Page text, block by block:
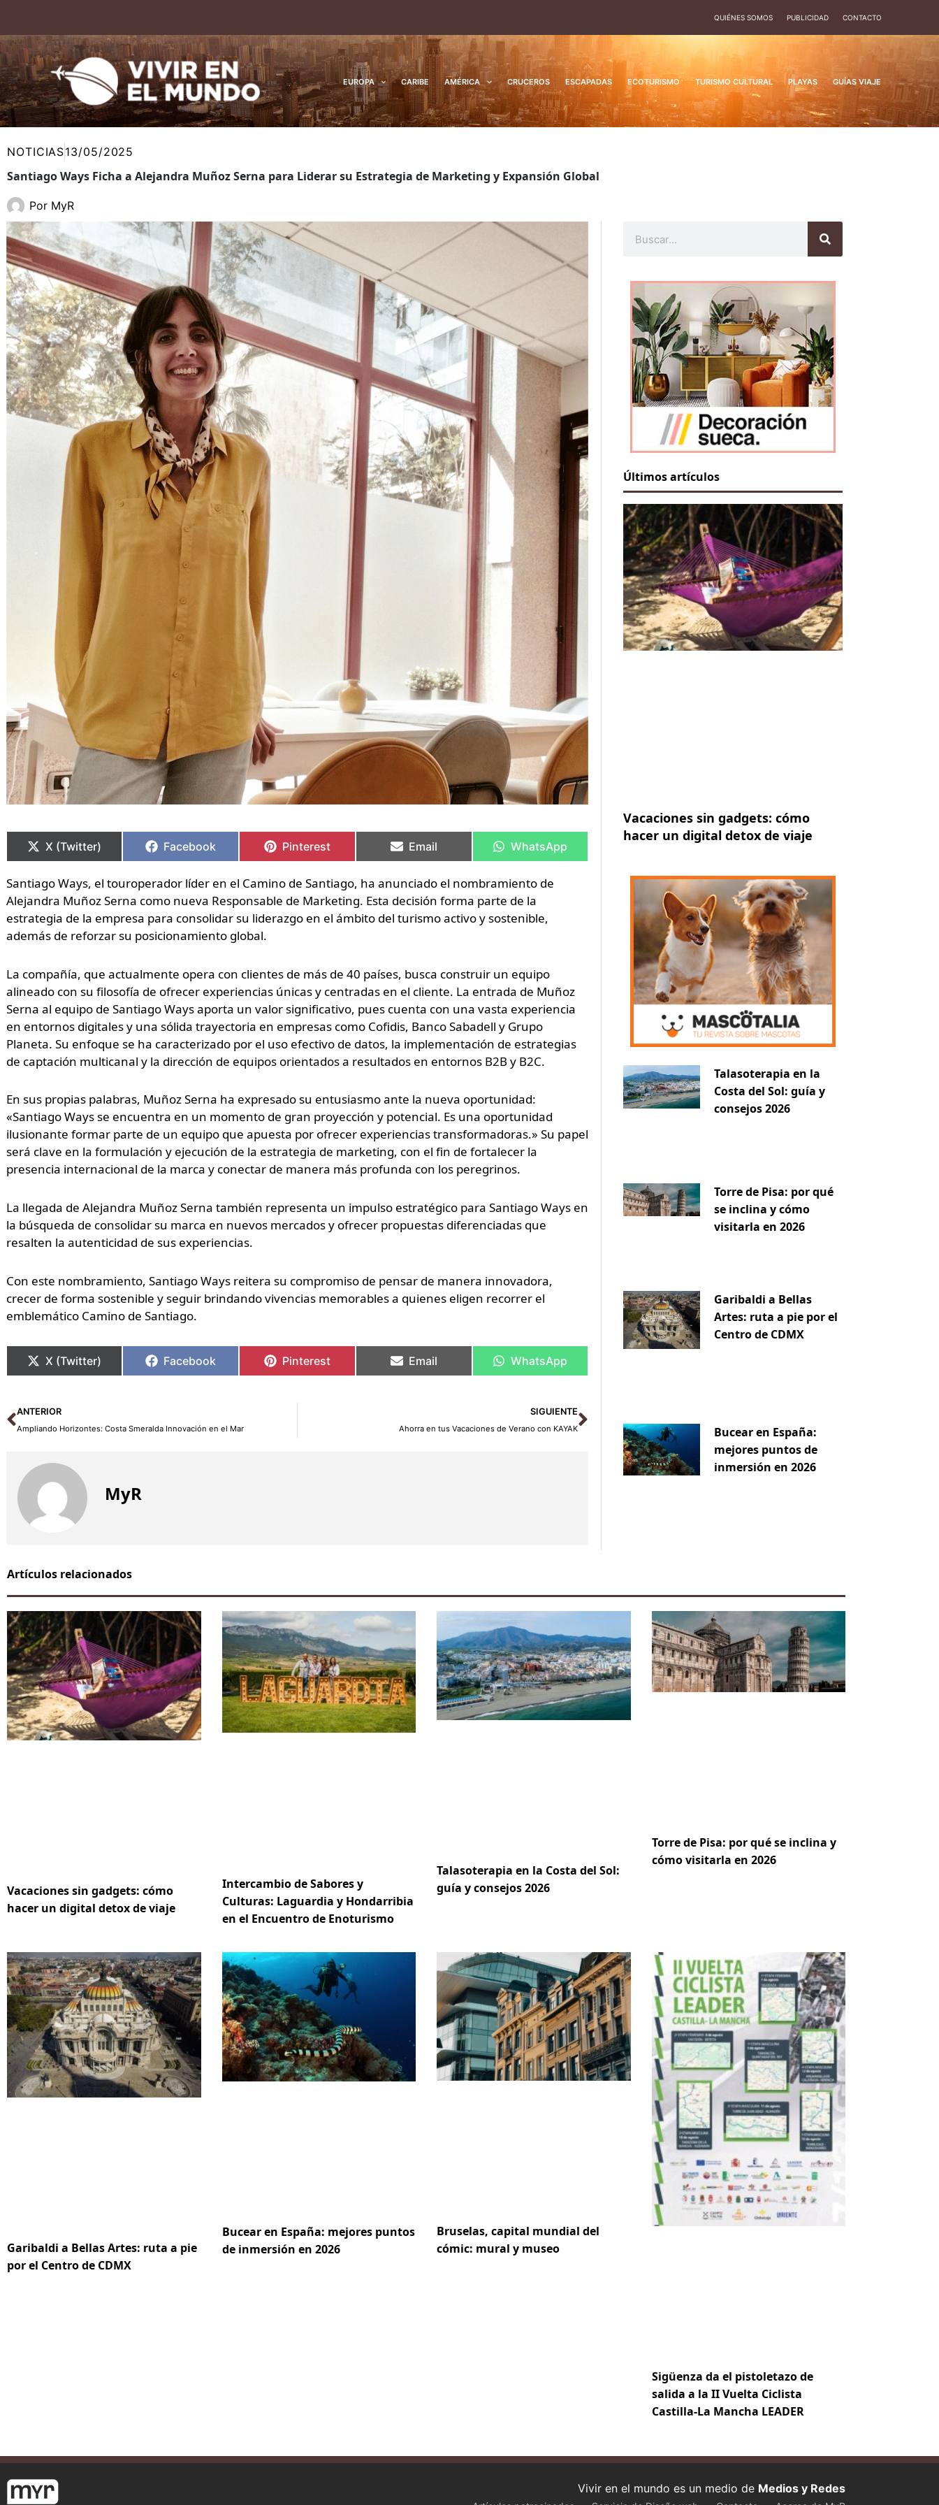
contenido
QUIÉNES SOMOS PUBLICIDAD CONTACTO
EUROPA CARIBE AMÉRICA CRUCEROS ESCAPADAS ECOTURISMO TURISMO CULTURAL PLAYAS GUÍAS VIAJE
NOTICIAS13/05/2025
Santiago Ways Ficha a Alejandra Muñoz Serna para Liderar su Estrategia de Marketing y Expansión Global
Por MyR
en
X (Twitter)
en
Facebook
en
Pinterest
en
Email
en
WhatsApp
Santiago Ways, el touroperador líder en el Camino de Santiago, ha anunciado el nombramiento de
Alejandra Muñoz Serna como nueva Responsable de Marketing. Esta decisión forma parte de la
estrategia de la empresa para consolidar su liderazgo en el ámbito del turismo activo y sostenible,
además de reforzar su posicionamiento global.
La compañía, que actualmente opera con clientes de más de 40 países, busca construir un equipo
alineado con su filosofía de ofrecer experiencias únicas y centradas en el cliente. La entrada de Muñoz
Serna al equipo de Santiago Ways aporta un valor significativo, pues cuenta con una vasta experiencia
en entornos digitales y una sólida trayectoria en empresas como Cofidis, Banco Sabadell y Grupo
Planeta. Su enfoque se ha caracterizado por el uso efectivo de datos, la implementación de estrategias
de captación multicanal y la dirección de equipos orientados a resultados en entornos B2B y B2C.
En sus propias palabras, Muñoz Serna ha expresado su entusiasmo ante la nueva oportunidad:
«Santiago Ways se encuentra en un momento de gran proyección y potencial. Es una oportunidad
ilusionante formar parte de un equipo que apuesta por ofrecer experiencias transformadoras.» Su papel
será clave en la formulación y ejecución de la estrategia de marketing, con el fin de fortalecer la
presencia internacional de la marca y conectar de manera más profunda con los peregrinos.
La llegada de Alejandra Muñoz Serna también representa un impulso estratégico para Santiago Ways en
la búsqueda de consolidar su marca en nuevos mercados y ofrecer propuestas diferenciadas que
resalten la autenticidad de sus experiencias.
Con este nombramiento, Santiago Ways reitera su compromiso de pensar de manera innovadora,
crecer de forma sostenible y seguir brindando vivencias memorables a quienes eligen recorrer el
emblemático Camino de Santiago.
en
X (Twitter)
en
Facebook
en
Pinterest
en
Email
en
WhatsApp
Ant
ANTERIOR
Ampliando Horizontes: Costa Smeralda Innovación en el Mar
SIGUIENTE
Ahorra en tus Vacaciones de Verano con KAYAK
Siguiente
MyR
Últimos artículos
Vacaciones sin gadgets: cómo
hacer un digital detox de viaje
Talasoterapia en la
Costa del Sol: guía y
consejos 2026
Torre de Pisa: por qué
se inclina y cómo
visitarla en 2026
Garibaldi a Bellas
Artes: ruta a pie por el
Centro de CDMX
Bucear en España:
mejores puntos de
inmersión en 2026
Artículos relacionados
Vacaciones sin gadgets: cómo
hacer un digital detox de viaje
Intercambio de Sabores y
Culturas: Laguardia y Hondarribia
en el Encuentro de Enoturismo
Talasoterapia en la Costa del Sol:
guía y consejos 2026
Torre de Pisa: por qué se inclina y
cómo visitarla en 2026
Garibaldi a Bellas Artes: ruta a pie
por el Centro de CDMX
Bucear en España: mejores puntos
de inmersión en 2026
Bruselas, capital mundial del
cómic: mural y museo
Sigüenza da el pistoletazo de
salida a la II Vuelta Ciclista
Castilla-La Mancha LEADER
Vivir en el mundo es un medio de Medios y Redes